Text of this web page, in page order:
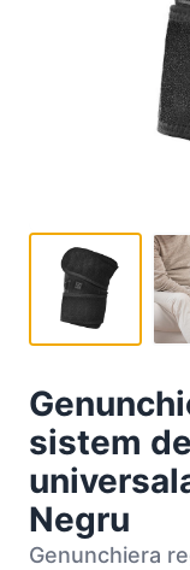
sistem
Negru
Genunchiera